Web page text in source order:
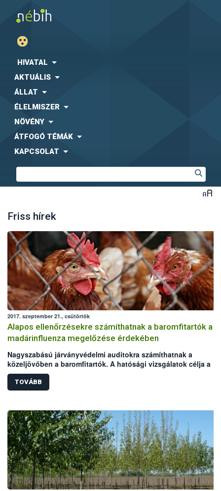
HIVATAL
AKTUÁLIS
ÁLLAT
ÉLELMISZER
NÖVÉNY
ÁTFOGÓ TÉMÁK
KAPCSOLAT
Friss hírek
2017. szeptember 21., csütörtök
Alapos ellenőrzésekre számíthatnak a baromfitartók a
madárinfluenza megelőzése érdekében
Nagyszabású járványvédelmi auditokra számíthatnak a
közeljövőben a baromfitartók. A hatósági vizsgálatok célja a
madárinfluenza megelőzése, melynek felbukkanására az őszi-
vadmadárvonulások idején ismét nagyobb az esély. Az akció a
Baromfi Termék Tanács (BTT) kezdeményezésére indul,
(NÉBIH) és a területileg illetékes kormányhivatalok biztosítják a
szakmai hátteret. Az audit arra hívja fel az állattartók figyelmét,
hogy a járványvédelmi előírások betartásával sokat tehetnek a
baromfiágazati kockázatok csökkentéséért.
TOVÁBB